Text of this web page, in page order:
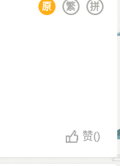
拼
繁
原
赞()